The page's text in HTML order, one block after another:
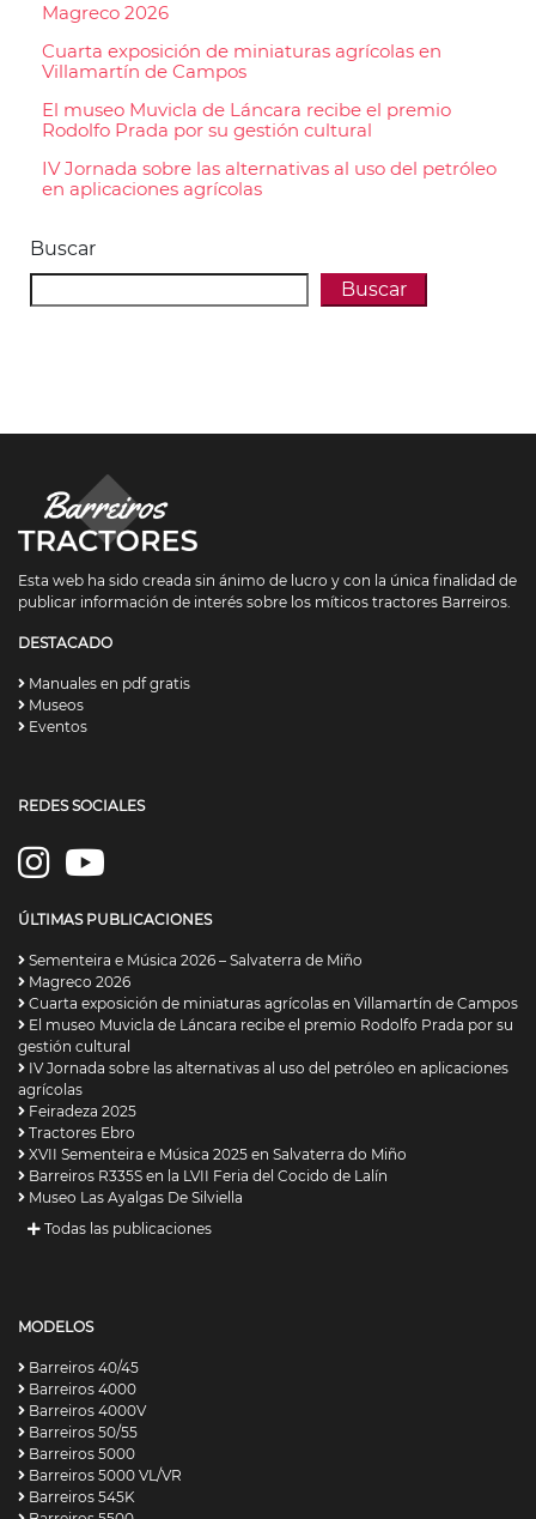
Magreco 2026
Cuarta exposición de miniaturas agrícolas en
Villamartín de Campos
El museo Muvicla de Láncara recibe el premio
Rodolfo Prada por su gestión cultural
IV Jornada sobre las alternativas al uso del petróleo
en aplicaciones agrícolas
Buscar
Buscar
Esta web ha sido creada sin ánimo de lucro y con la única finalidad de
publicar información de interés sobre los míticos tractores Barreiros.
DESTACADO
Manuales en pdf gratis
Museos
Eventos
REDES SOCIALES
ÚLTIMAS PUBLICACIONES
Sementeira e Música 2026 – Salvaterra de Miño
Magreco 2026
Cuarta exposición de miniaturas agrícolas en Villamartín de Campos
El museo Muvicla de Láncara recibe el premio Rodolfo Prada por su
gestión cultural
IV Jornada sobre las alternativas al uso del petróleo en aplicaciones
agrícolas
Feiradeza 2025
Tractores Ebro
XVII Sementeira e Música 2025 en Salvaterra do Miño
Barreiros R335S en la LVII Feria del Cocido de Lalín
Museo Las Ayalgas De Silviella
Todas las publicaciones
MODELOS
Barreiros 40/45
Barreiros 4000
Barreiros 4000V
Barreiros 50/55
Barreiros 5000
Barreiros 5000 VL/VR
Barreiros 545K